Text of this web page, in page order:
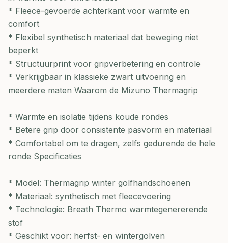
* Fleece-gevoerde achterkant voor warmte en
comfort
* Flexibel synthetisch materiaal dat beweging niet
beperkt
* Structuurprint voor gripverbetering en controle
* Verkrijgbaar in klassieke zwart uitvoering en
meerdere maten Waarom de Mizuno Thermagrip
* Warmte en isolatie tijdens koude rondes
* Betere grip door consistente pasvorm en materiaal
* Comfortabel om te dragen, zelfs gedurende de hele
ronde Specificaties
* Model: Thermagrip winter golfhandschoenen
* Materiaal: synthetisch met fleecevoering
* Technologie: Breath Thermo warmtegenererende
stof
* Geschikt voor: herfst- en wintergolven